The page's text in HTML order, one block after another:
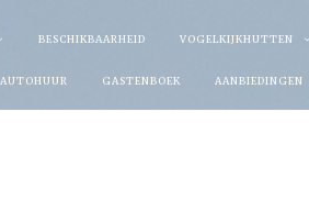
BESCHIKBAARHEID VOGELKIJKHUTTEN
AUTOHUUR GASTENBOEK AANBIEDINGEN